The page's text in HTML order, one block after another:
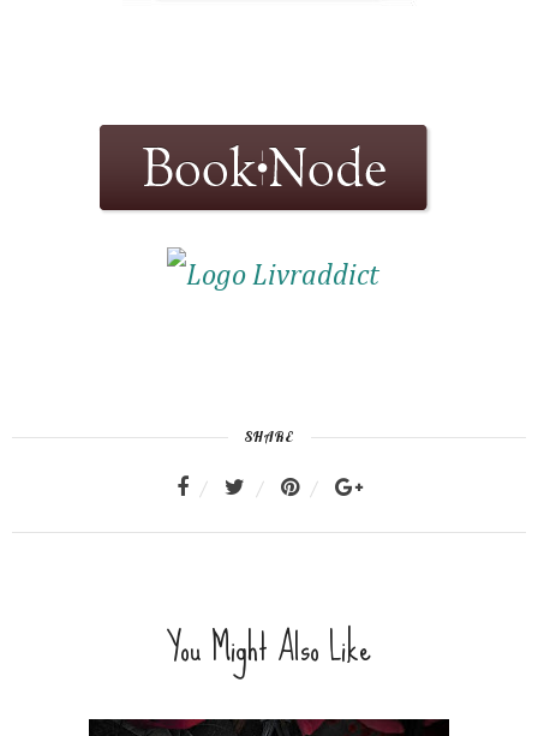
SHARE
You Might Also Like